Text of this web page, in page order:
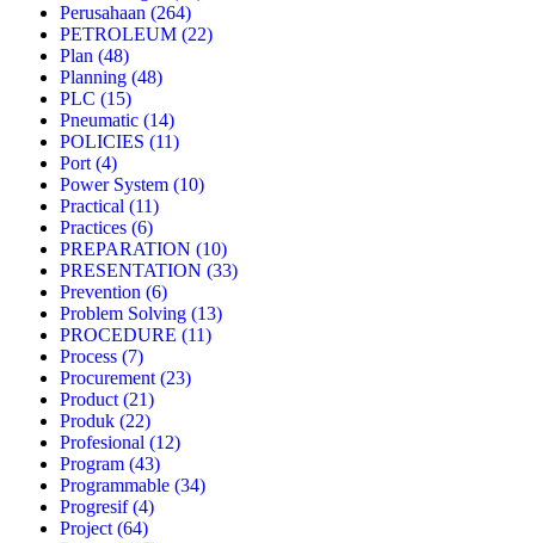
Perusahaan (264)
PETROLEUM (22)
Plan (48)
Planning (48)
PLC (15)
Pneumatic (14)
POLICIES (11)
Port (4)
Power System (10)
Practical (11)
Practices (6)
PREPARATION (10)
PRESENTATION (33)
Prevention (6)
Problem Solving (13)
PROCEDURE (11)
Process (7)
Procurement (23)
Product (21)
Produk (22)
Profesional (12)
Program (43)
Programmable (34)
Progresif(4)
Project (64)